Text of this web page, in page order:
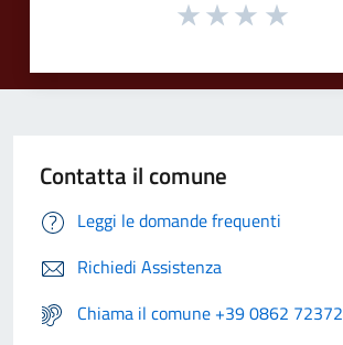
Contatta il comune
Leggi le domande frequenti
Richiedi Assistenza
Chiama il comune +39 0862 72372